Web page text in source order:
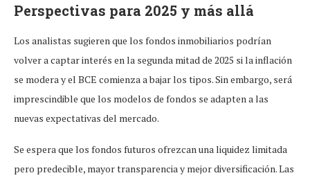
Perspectivas para 2025 y más allá
Los analistas sugieren que los fondos inmobiliarios podrían
volver a captar interés en la segunda mitad de 2025 si la inflación
se modera y el BCE comienza a bajar los tipos. Sin embargo, será
imprescindible que los modelos de fondos se adapten a las
nuevas expectativas del mercado.
Se espera que los fondos futuros ofrezcan una liquidez limitada
pero predecible, mayor transparencia y mejor diversificación. Las